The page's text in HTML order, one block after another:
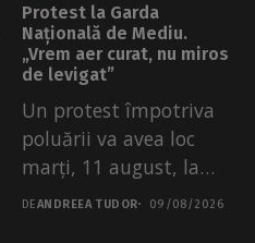
Protest la Garda
Națională de Mediu.
„Vrem aer curat, nu miros
de levigat”
Un protest împotriva
poluării va avea loc
marți, 11 august, la
Garda...
DEANDREEA TUDOR 09/08/2026